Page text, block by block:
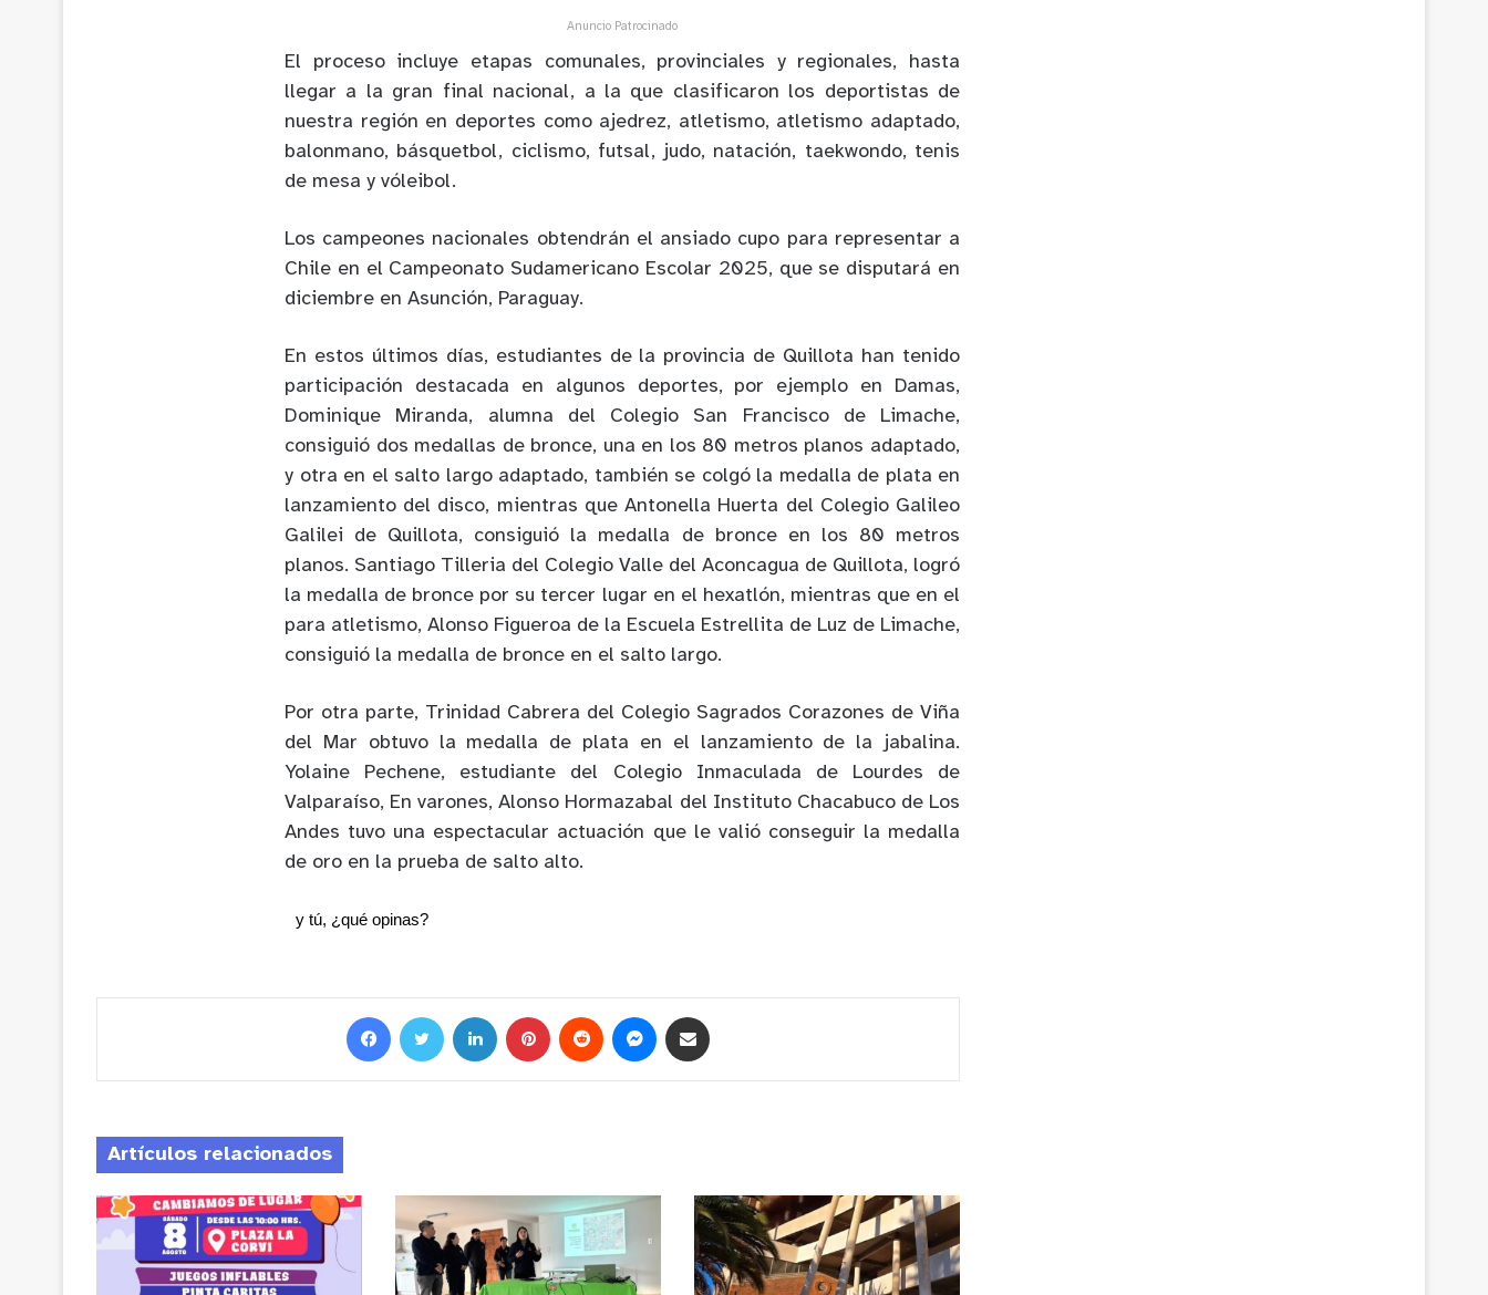
Anuncio Patrocinado
El proceso incluye etapas comunales, provinciales y regionales, hasta
llegar a la gran final nacional, a la que clasificaron los deportistas de
nuestra región en deportes como ajedrez, atletismo, atletismo adaptado,
balonmano, básquetbol, ciclismo, futsal, judo, natación, taekwondo, tenis
de mesa y vóleibol.
Los campeones nacionales obtendrán el ansiado cupo para representar a
Chile en el Campeonato Sudamericano Escolar 2025, que se disputará en
diciembre en Asunción, Paraguay.
En estos últimos días, estudiantes de la provincia de Quillota han tenido
participación destacada en algunos deportes, por ejemplo en Damas,
Dominique Miranda, alumna del Colegio San Francisco de Limache,
consiguió dos medallas de bronce, una en los 80 metros planos adaptado,
y otra en el salto largo adaptado, también se colgó la medalla de plata en
lanzamiento del disco, mientras que Antonella Huerta del Colegio Galileo
Galilei de Quillota, consiguió la medalla de bronce en los 80 metros
planos. Santiago Tilleria del Colegio Valle del Aconcagua de Quillota, logró
la medalla de bronce por su tercer lugar en el hexatlón, mientras que en el
para atletismo, Alonso Figueroa de la Escuela Estrellita de Luz de Limache,
consiguió la medalla de bronce en el salto largo.
Por otra parte, Trinidad Cabrera del Colegio Sagrados Corazones de Viña
del Mar obtuvo la medalla de plata en el lanzamiento de la jabalina.
Yolaine Pechene, estudiante del Colegio Inmaculada de Lourdes de
Valparaíso, En varones, Alonso Hormazabal del Instituto Chacabuco de Los
Andes tuvo una espectacular actuación que le valió conseguir la medalla
de oro en la prueba de salto alto.
y tú, ¿qué opinas?
Artículos relacionados